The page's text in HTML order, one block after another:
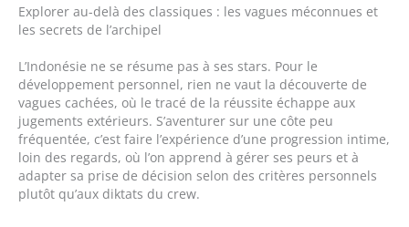
Explorer au-delà des classiques : les vagues méconnues et
les secrets de l’archipel
L’Indonésie ne se résume pas à ses stars. Pour le
développement personnel, rien ne vaut la découverte de
vagues cachées, où le tracé de la réussite échappe aux
jugements extérieurs. S’aventurer sur une côte peu
fréquentée, c’est faire l’expérience d’une progression intime,
loin des regards, où l’on apprend à gérer ses peurs et à
adapter sa prise de décision selon des critères personnels
plutôt qu’aux diktats du crew.